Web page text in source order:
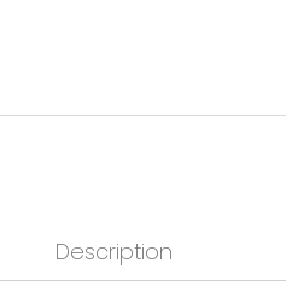
Description